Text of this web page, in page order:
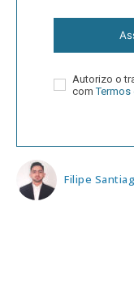
Autorizo o
comTermos
Filipe